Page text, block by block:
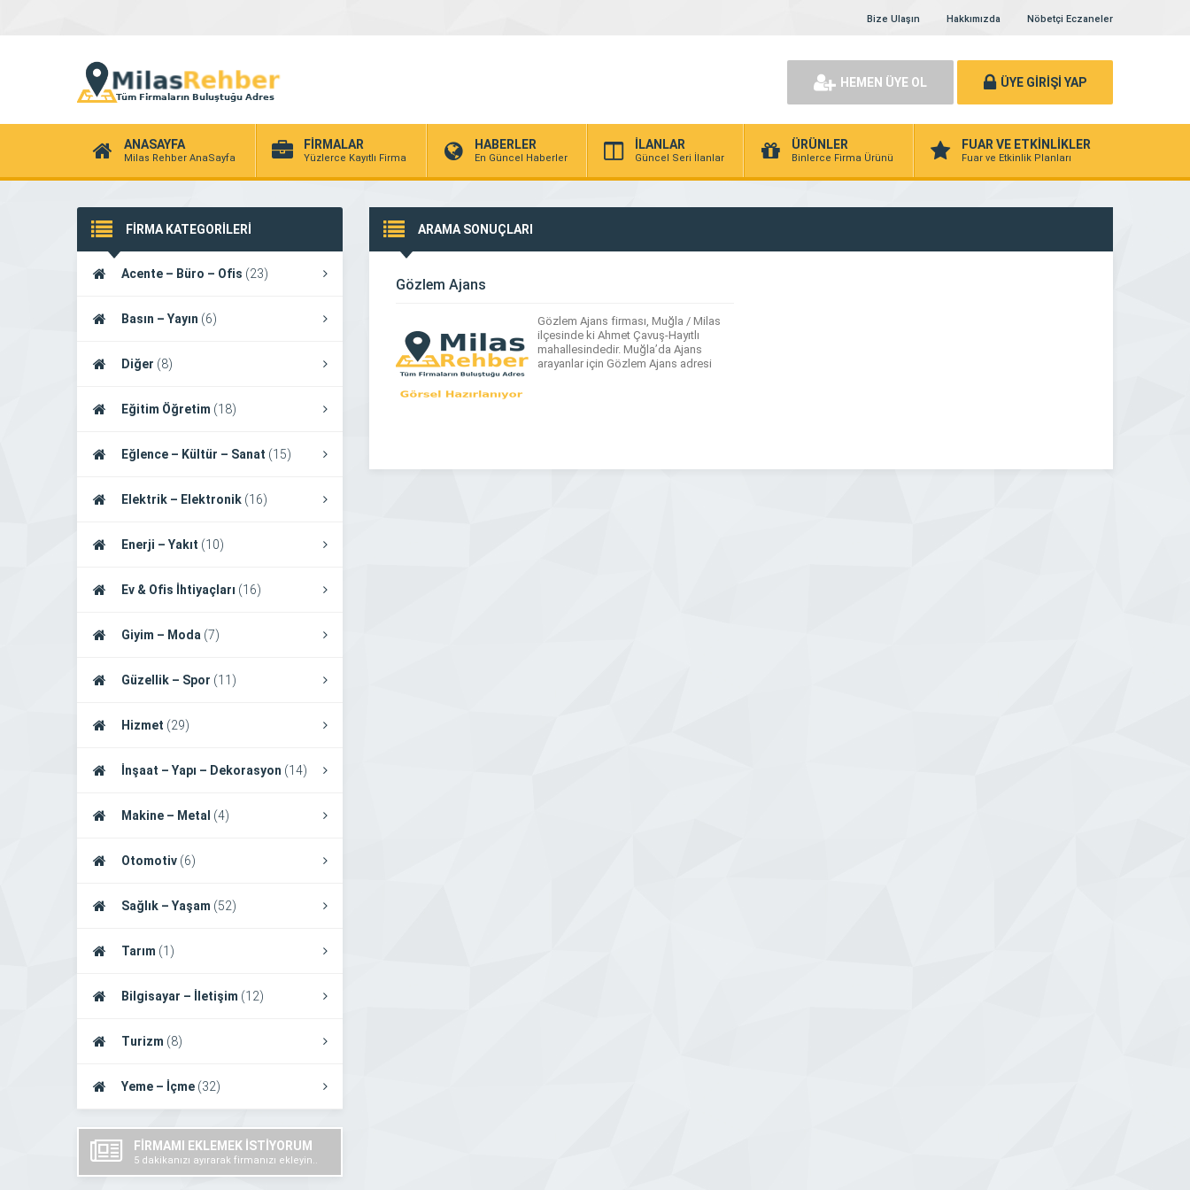
Bize Ulaşın Hakkımızda Nöbetçi Eczaneler
HEMEN ÜYE OL ÜYE GİRİŞİ YAP
ANASAYFA
Milas Rehber AnaSayfa
FİRMALAR
Yüzlerce Kayıtlı Firma
HABERLER
En Güncel Haberler
İLANLAR
Güncel Seri İlanlar
ÜRÜNLER
Binlerce Firma Ürünü
FUAR VE ETKİNLİKLER
Fuar ve Etkinlik Planları
FİRMA KATEGORİLERİ
Acente – Büro – Ofis (23)
Basın – Yayın (6)
Diğer (8)
Eğitim Öğretim (18)
Eğlence – Kültür – Sanat (15)
Elektrik – Elektronik (16)
Enerji – Yakıt (10)
Ev & Ofis İhtiyaçları (16)
Giyim – Moda (7)
Güzellik – Spor (11)
Hizmet (29)
İnşaat – Yapı – Dekorasyon (14)
Makine – Metal (4)
Otomotiv (6)
Sağlık – Yaşam (52)
Tarım (1)
Bilgisayar – İletişim (12)
Turizm (8)
Yeme – İçme (32)
FİRMAMI EKLEMEK İSTİYORUM
5 dakikanızı ayırarak firmanızı ekleyin..
ARAMA SONUÇLARI
Gözlem Ajans
Gözlem Ajans firması, Muğla / Milas
ilçesinde ki Ahmet Çavuş-Hayıtlı
mahallesindedir. Muğla’da Ajans
arayanlar için Gözlem Ajans adresi